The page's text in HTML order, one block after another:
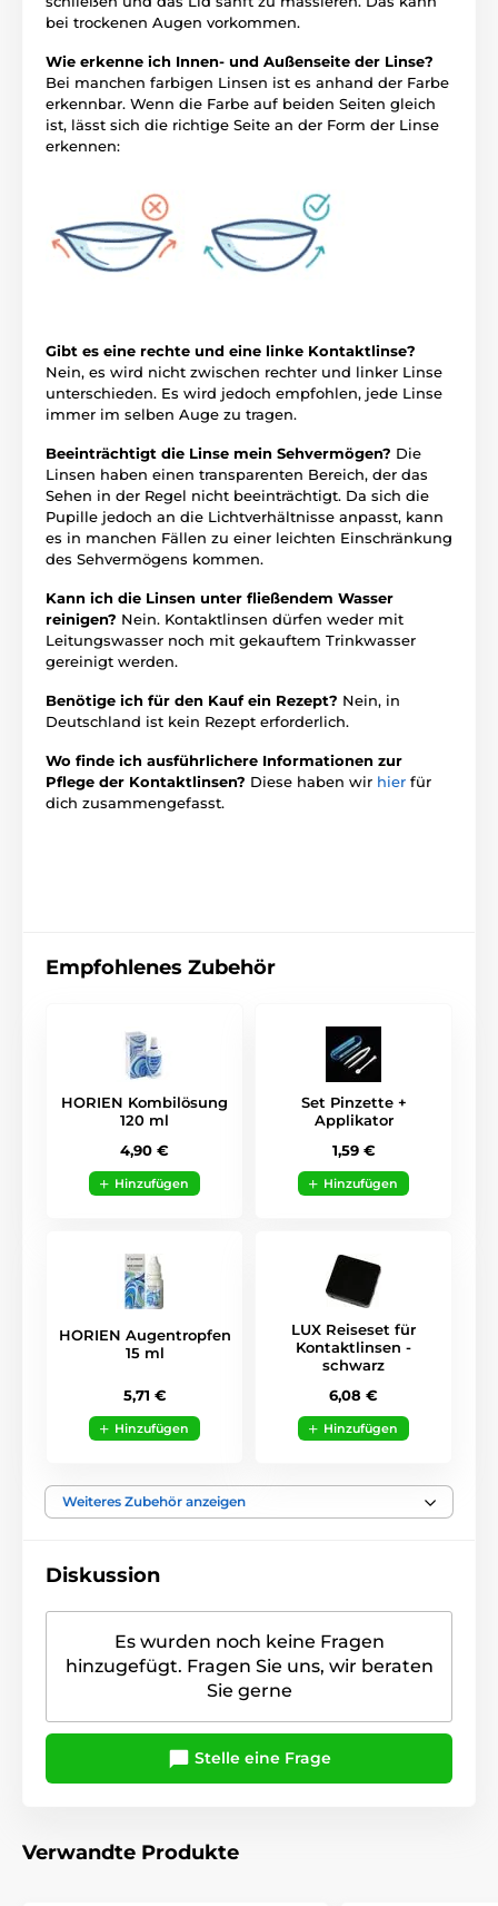
bei trockenen Augen vorkommen.
Wie erkenne ich Innen- und Außenseite der Linse?
Bei manchen farbigen Linsen ist es anhand der Farbe
erkennbar. Wenn die Farbe auf beiden Seiten gleich
ist, lässt sich die richtige Seite an der Form der Linse
erkennen:
Gibt es eine rechte und eine linke Kontaktlinse?
Nein, es wird nicht zwischen rechter und linker Linse
unterschieden. Es wird jedoch empfohlen, jede Linse
immer im selben Auge zu tragen.
Beeinträchtigt die Linse mein Sehvermögen? Die
Linsen haben einen transparenten Bereich, der das
Sehen in der Regel nicht beeinträchtigt. Da sich die
Pupille jedoch an die Lichtverhältnisse anpasst, kann
es in manchen Fällen zu einer leichten Einschränkung
des Sehvermögens kommen.
Kann ich die Linsen unter fließendem Wasser
reinigen? Nein. Kontaktlinsen dürfen weder mit
Leitungswasser noch mit gekauftem Trinkwasser
gereinigt werden.
Benötige ich für den Kauf ein Rezept? Nein, in
Deutschland ist kein Rezept erforderlich.
Wo finde ich ausführlichere Informationen zur
Pflege der Kontaktlinsen? Diese haben wir hier für
dich zusammengefasst.
Empfohlenes Zubehör
HORIEN Kombilösung
120 ml
4,90 €
Hinzufügen
Set Pinzette +
Applikator
1,59 €
Hinzufügen
HORIEN Augentropfen
15 ml
5,71 €
Hinzufügen
LUX Reiseset für
Kontaktlinsen -
schwarz
6,08 €
Hinzufügen
Weiteres Zubehör anzeigen
Diskussion
Es wurden noch keine Fragen
hinzugefügt. Fragen Sie uns, wir beraten
Sie gerne
Stelle eine Frage
Verwandte Produkte